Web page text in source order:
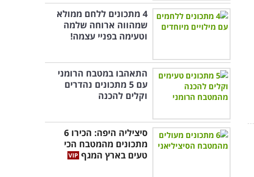
4 מתכונים ללחם ממולא
שמהווה ארוחה שלמה
וטעימה בפניי עצמה!
התאהבו במטבח הרומני
עם 5 מתכונים נהדרים
וקלים להכנה
סיציליה היפה: הכירו 6
מתכונים מהמטבח הכי
טעים בארץ המגף